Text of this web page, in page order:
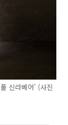
신라베어' (사진